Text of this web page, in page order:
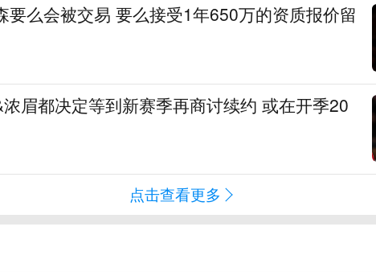
要么会被交易 要么接受1年650万的资质报价留
眉都决定等到新赛季再商讨续约 或在开季20
点击查看更多